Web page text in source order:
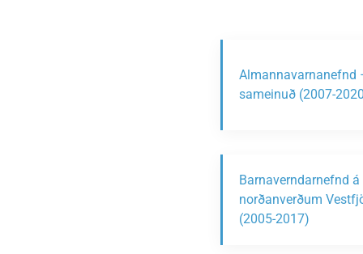
Almannavarnanefnd
sameinuð (2007-
Barnaverndarnefnd á
norðanverðum
(2005-2017)